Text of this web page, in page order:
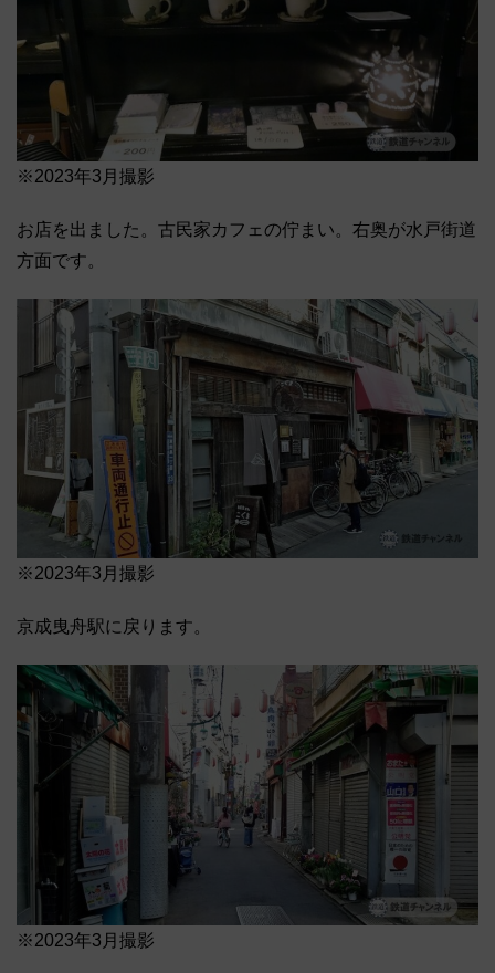
※2023年3月撮影
お店を出ました。古民家カフェの佇まい。右奥が水戸街道
方面です。
※2023年3月撮影
京成曳舟駅に戻ります。
※2023年3月撮影